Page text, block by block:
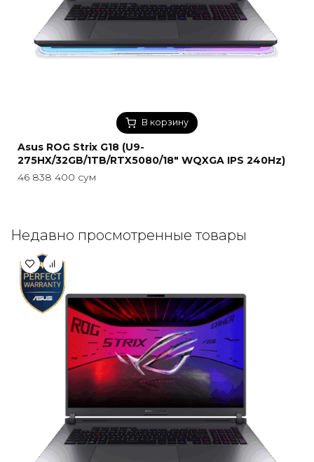
В корзину
Asus ROG Strix G18 (U9-
275HX/32GB/1TB/RTX5080/18″ WQXGA IPS 240Hz)
46 838 400 сум
Недавно просмотренные товары